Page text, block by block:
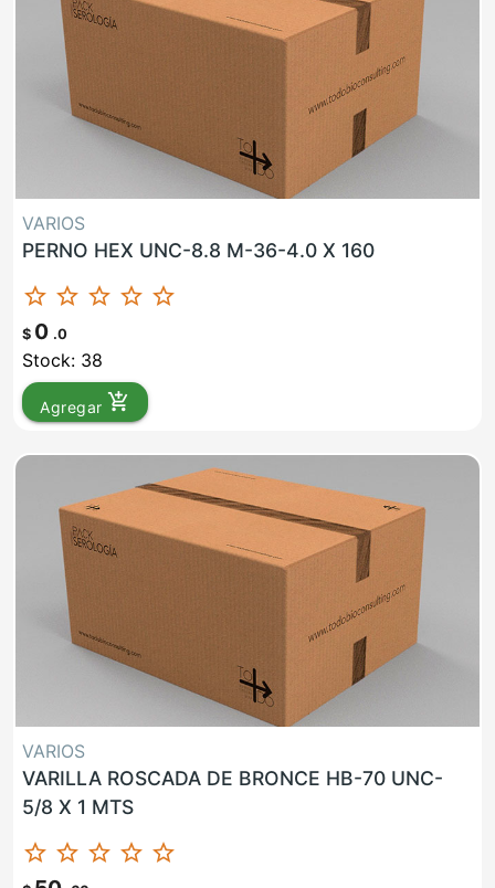
VARIOS
PERNO HEX UNC-8.8 M-36-4.0 X 160
star_border star_border star_border star_border star_border
$ 0 .0
Stock: 38
Agregar add_shopping_cart
VARIOS
VARILLA ROSCADA DE BRONCE HB-70 UNC-
5/8 X 1 MTS
star_border star_border star_border star_border star_border